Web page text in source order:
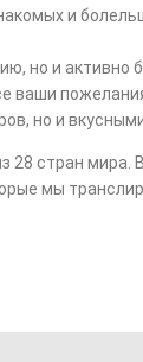
и
но и активно
ваши
но и
28 стран мира.
мы